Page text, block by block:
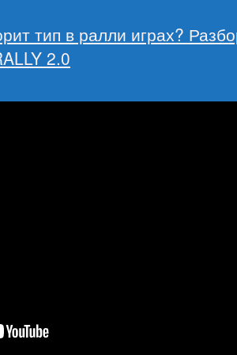
тип в ралли играх?
2.0